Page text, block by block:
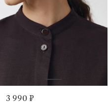
3 990 ₽